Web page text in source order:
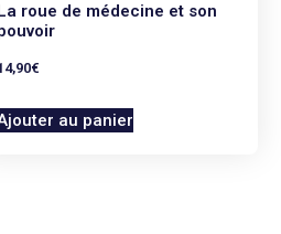
La roue de médecine et son
€
au panier